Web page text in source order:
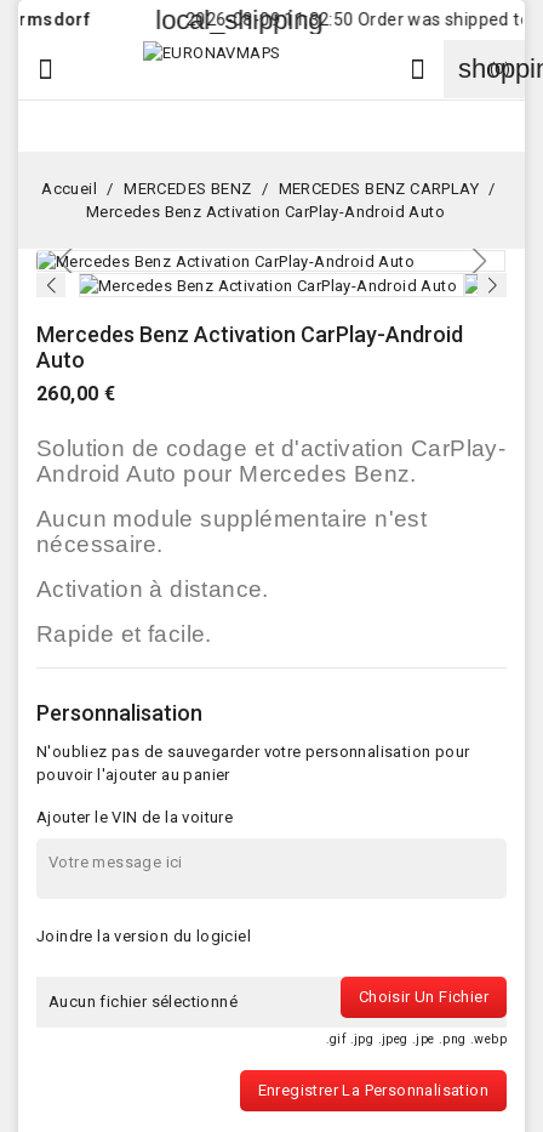
local_shipping
2026-08-09 11:32:50 Order was shipped to
 (0)

Accueil MERCEDES BENZ
MERCEDES BENZ CARPLAY
Mercedes Benz Activation CarPlay-Android Auto
Mercedes Benz Activation CarPlay-Android
Auto
260,00 €
Solution de codage et d'activation CarPlay-
Android Auto pour Mercedes Benz.
Aucun module supplémentaire n'est
nécessaire.
Activation à distance.
Rapide et facile.
Personnalisation
N'oubliez pas de sauvegarder votre personnalisation pour
pouvoir l'ajouter au panier
Ajouter le VIN de la voiture
Joindre la version du logiciel
Aucun fichier sélectionné Choisir Un Fichier
.gif .jpg .jpeg .jpe .png .webp
Enregistrer La Personnalisation